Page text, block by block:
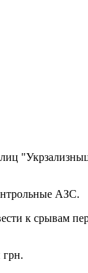
АЗС.
к срывам
грн.